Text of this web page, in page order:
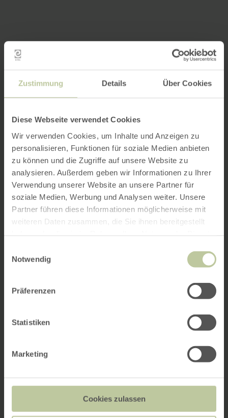
Zustimmung Details Über Cookies
Diese Webseite verwendet Cookies
Wir verwenden Cookies, um Inhalte und Anzeigen zu
personalisieren, Funktionen für soziale Medien anbieten
zu können und die Zugriffe auf unsere Website zu
analysieren. Außerdem geben wir Informationen zu Ihrer
Verwendung unserer Website an unsere Partner für
soziale Medien, Werbung und Analysen weiter. Unsere
Partner führen diese Informationen möglicherweise mit
weiteren Daten zusammen, die Sie ihnen bereitgestellt
Notwendig
Präferenzen
Statistiken
Marketing
Cookies zulassen